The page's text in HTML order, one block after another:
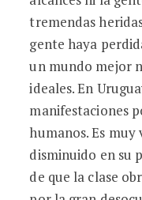
tremendas
gente haya
un mundo mejor
ideales. En
manifestaciones
humanos. Es
disminuido en su
de que la clase